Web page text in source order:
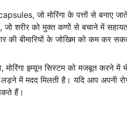
जो मोरिंगा के पत्तों से बनाए
जो शरीर को मुक्त कणों से बचाने में
की बीमारियों के जोखिम को कम कर
इम्यून सिस्टम को मजबूत करने में
में मदद मिलती है। यदि आप अपनी
हैं।